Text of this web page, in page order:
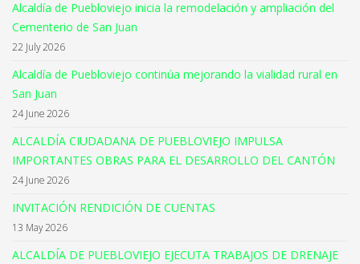
Alcaldía de Puebloviejo inicia la remodelación y ampliación del
Cementerio de San Juan
22 July 2026
Alcaldía de Puebloviejo continúa mejorando la vialidad rural en
San Juan
24 June 2026
ALCALDÍA CIUDADANA DE PUEBLOVIEJO IMPULSA
IMPORTANTES OBRAS PARA EL DESARROLLO DEL CANTÓN
24 June 2026
INVITACIÓN RENDICIÓN DE CUENTAS
13 May 2026
ALCALDÍA DE PUEBLOVIEJO EJECUTA TRABAJOS DE DRENAJE